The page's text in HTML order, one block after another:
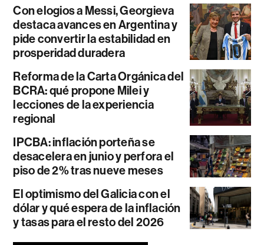
Con elogios a Messi, Georgieva
destaca avances en Argentina y
pide convertir la estabilidad en
prosperidad duradera
Reforma de la Carta Orgánica del
BCRA: qué propone Milei y
lecciones de la experiencia
regional
IPCBA: inflación porteña se
desacelera en junio y perfora el
piso de 2% tras nueve meses
El optimismo del Galicia con el
dólar y qué espera de la inflación
y tasas para el resto del 2026